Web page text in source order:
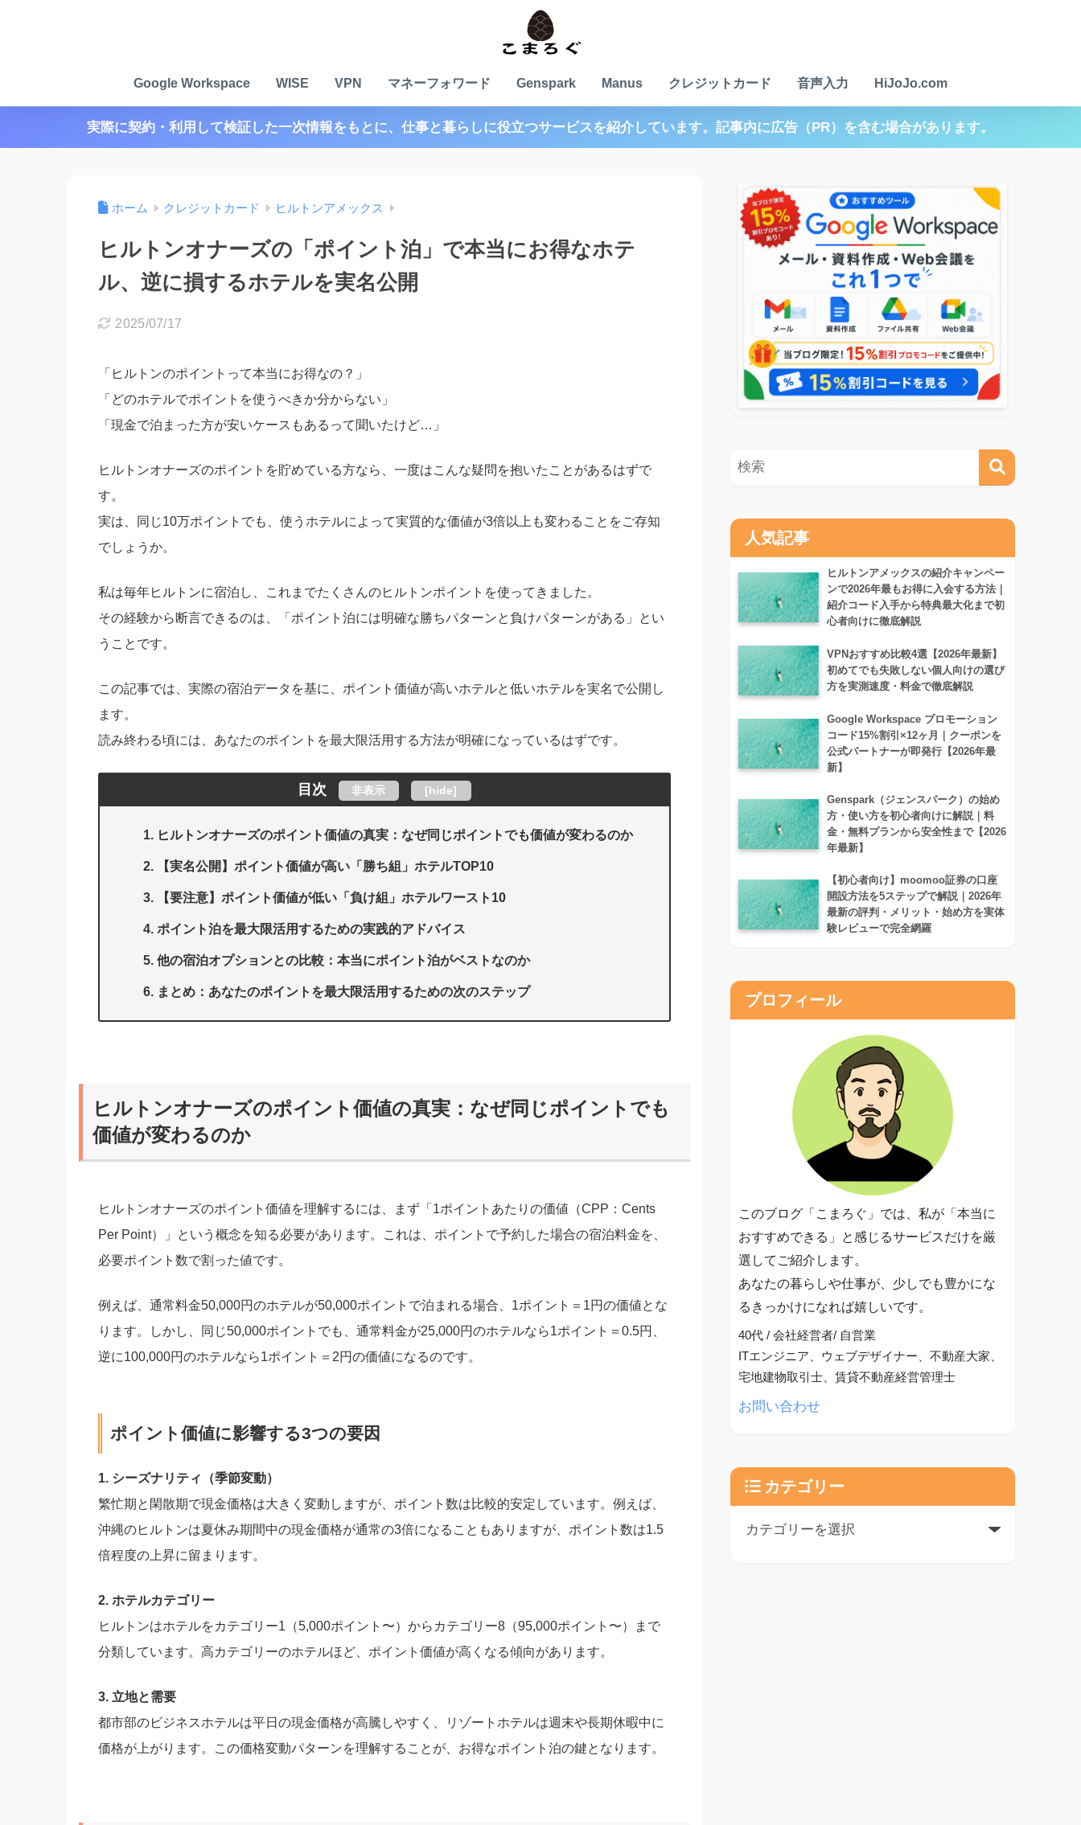
Google Workspace WISE VPN マネーフォワード Genspark Manus クレジットカード 音声入力 HiJoJo.com
実際に契約・利用して検証した一次情報をもとに、仕事と暮らしに役立つサービスを紹介しています。記事内に広告（PR）を含む場合があります。
ホーム クレジットカード ヒルトンアメックス
ヒルトンオナーズの「ポイント泊」で本当にお得なホテ
ル、逆に損するホテルを実名公開
2025/07/17
「ヒルトンのポイントって本当にお得なの？」
「どのホテルでポイントを使うべきか分からない」
「現金で泊まった方が安いケースもあるって聞いたけど…」
ヒルトンオナーズのポイントを貯めている方なら、一度はこんな疑問を抱いたことがあるはずで
す。
実は、同じ10万ポイントでも、使うホテルによって実質的な価値が3倍以上も変わることをご存知
でしょうか。
私は毎年ヒルトンに宿泊し、これまでたくさんのヒルトンポイントを使ってきました。
その経験から断言できるのは、「ポイント泊には明確な勝ちパターンと負けパターンがある」とい
うことです。
この記事では、実際の宿泊データを基に、ポイント価値が高いホテルと低いホテルを実名で公開し
ます。
読み終わる頃には、あなたのポイントを最大限活用する方法が明確になっているはずです。
目次 非表示 [hide]
ヒルトンオナーズのポイント価値の真実：なぜ同じポイントでも価値が変わるのか
【実名公開】ポイント価値が高い「勝ち組」ホテルTOP10
【要注意】ポイント価値が低い「負け組」ホテルワースト10
ポイント泊を最大限活用するための実践的アドバイス
他の宿泊オプションとの比較：本当にポイント泊がベストなのか
まとめ：あなたのポイントを最大限活用するための次のステップ
ヒルトンオナーズのポイント価値の真実：なぜ同じポイントでも
価値が変わるのか
ヒルトンオナーズのポイント価値を理解するには、まず「1ポイントあたりの価値（CPP：Cents
Per Point）」という概念を知る必要があります。これは、ポイントで予約した場合の宿泊料金を、
必要ポイント数で割った値です。
例えば、通常料金50,000円のホテルが50,000ポイントで泊まれる場合、1ポイント＝1円の価値とな
ります。しかし、同じ50,000ポイントでも、通常料金が25,000円のホテルなら1ポイント＝0.5円、
逆に100,000円のホテルなら1ポイント＝2円の価値になるのです。
ポイント価値に影響する3つの要因
1. シーズナリティ（季節変動）
繁忙期と閑散期で現金価格は大きく変動しますが、ポイント数は比較的安定しています。例えば、
沖縄のヒルトンは夏休み期間中の現金価格が通常の3倍になることもありますが、ポイント数は1.5
倍程度の上昇に留まります。
2. ホテルカテゴリー
ヒルトンはホテルをカテゴリー1（5,000ポイント〜）からカテゴリー8（95,000ポイント〜）まで
分類しています。高カテゴリーのホテルほど、ポイント価値が高くなる傾向があります。
3. 立地と需要
都市部のビジネスホテルは平日の現金価格が高騰しやすく、リゾートホテルは週末や長期休暇中に
価格が上がります。この価格変動パターンを理解することが、お得なポイント泊の鍵となります。
人気記事
ヒルトンアメックスの紹介キャンペー
ンで2026年最もお得に入会する方法｜
紹介コード入手から特典最大化まで初
心者向けに徹底解説
VPNおすすめ比較4選【2026年最新】
初めてでも失敗しない個人向けの選び
方を実測速度・料金で徹底解説
Google Workspace プロモーション
コード15%割引×12ヶ月｜クーポンを
公式パートナーが即発行【2026年最
新】
Genspark（ジェンスパーク）の始め
方・使い方を初心者向けに解説｜料
金・無料プランから安全性まで【2026
年最新】
【初心者向け】moomoo証券の口座
開設方法を5ステップで解説｜2026年
最新の評判・メリット・始め方を実体
験レビューで完全網羅
プロフィール
このブログ「こまろぐ」では、私が「本当に
おすすめできる」と感じるサービスだけを厳
選してご紹介します。
あなたの暮らしや仕事が、少しでも豊かにな
るきっかけになれば嬉しいです。
40代 / 会社経営者/ 自営業
ITエンジニア、ウェブデザイナー、不動産大家、
宅地建物取引士、賃貸不動産経営管理士
お問い合わせ
カテゴリー